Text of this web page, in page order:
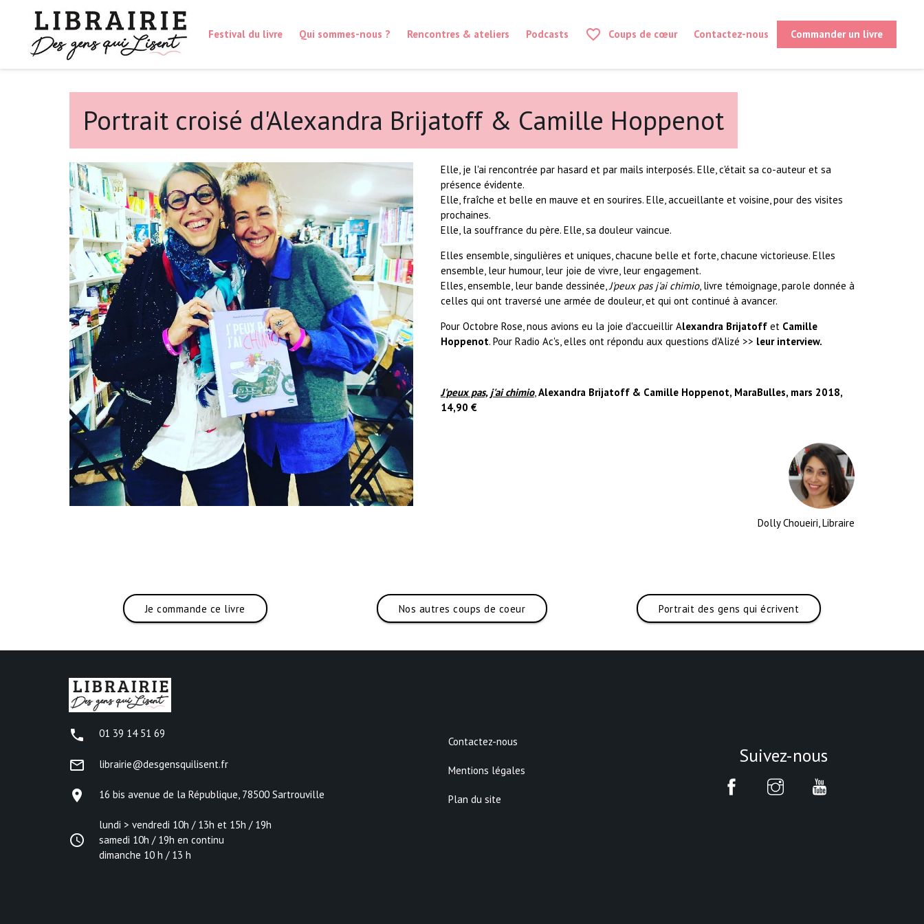
Festival du livre Qui sommes-nous ? Rencontres & ateliers Podcasts favorite_border Coups de cœur Contactez-nous Commander un livre
Portrait croisé d'Alexandra Brijatoff & Camille Hoppenot
Elle, je l'ai rencontrée par hasard et par mails interposés. Elle, c'était sa co-auteur et sa
présence évidente.
Elle, fraîche et belle en mauve et en sourires. Elle, accueillante et voisine, pour des visites
prochaines.
Elle, la souffrance du père. Elle, sa douleur vaincue.
Elles ensemble, singulières et uniques, chacune belle et forte, chacune victorieuse. Elles
ensemble, leur humour, leur joie de vivre, leur engagement.
Elles, ensemble, leur bande dessinée,J'peux pas j'ai chimio, livre témoignage, parole donnée à
celles qui ont traversé une armée de douleur, et qui ont continué à avancer.
Pour Octobre Rose, nous avions eu la joie d'accueillir Alexandra Brijatoff etCamille
Hoppenot. Pour Radio Ac's, elles ont répondu aux questions d'Alizé >> leur interview.
J'peux pas, j'ai chimio,Alexandra Brijatoff & Camille Hoppenot, MaraBulles, mars 2018,
14,90 €
Dolly Choueiri, Libraire
Je commande ce livre Nos autres coups de coeur Portrait des gens qui écrivent
phone 01 39 14 51 69
mail_outline librairie@desgensquilisent.fr
place 16 bis avenue de la République, 78500 Sartrouville
access_time
lundi > vendredi 10h / 13h et 15h / 19h
samedi 10h / 19h en continu
dimanche 10 h / 13 h
Contactez-nous
Mentions légales
Plan du site
Suivez-nous